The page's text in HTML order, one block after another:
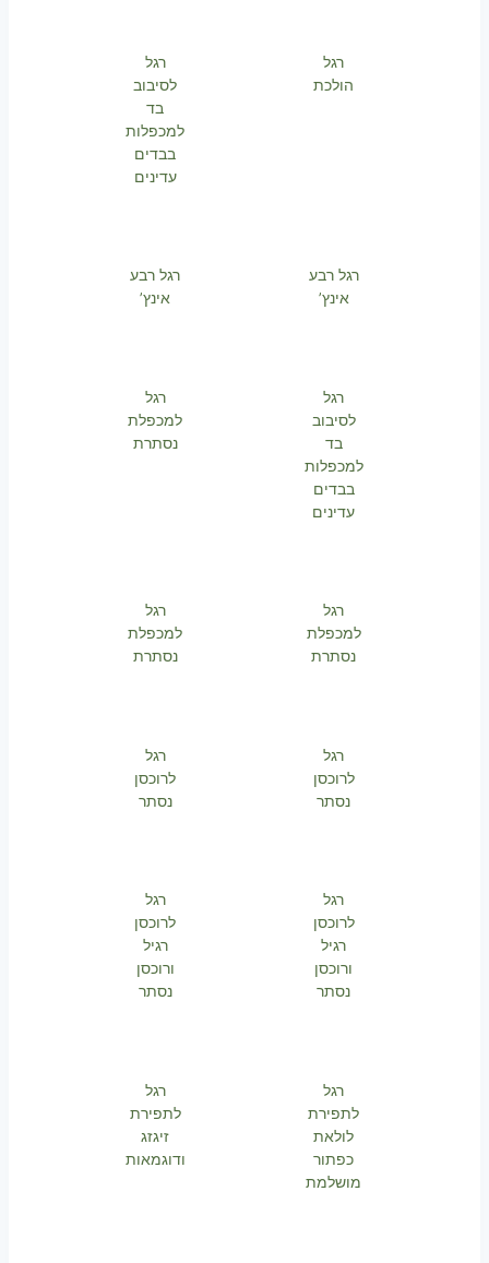
רגל
הולכת
רגל
לסיבוב
בד
למכפלות
בבדים
עדינים
רגל רבע
אינץ’
רגל רבע
אינץ’
רגל
לסיבוב
בד
למכפלות
בבדים
עדינים
רגל
למכפלת
נסתרת
רגל
למכפלת
נסתרת
רגל
למכפלת
נסתרת
רגל
לרוכסן
נסתר
רגל
לרוכסן
נסתר
רגל
לרוכסן
רגיל
ורוכסן
נסתר
רגל
לרוכסן
רגיל
ורוכסן
נסתר
רגל
לתפירת
לולאת
כפתור
מושלמת
רגל
לתפירת
זיגזג
ודוגמאות